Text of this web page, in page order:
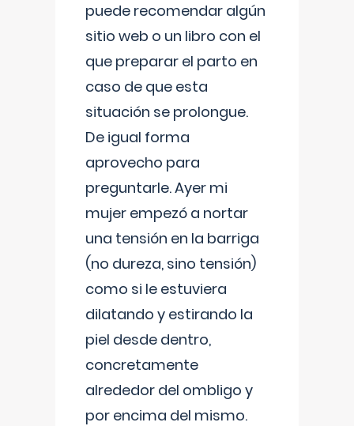
puede recomendar algún
sitio web o un libro con el
que preparar el parto en
caso de que esta
situación se prolongue.
De igual forma
aprovecho para
preguntarle. Ayer mi
mujer empezó a nortar
una tensión en la barriga
(no dureza, sino tensión)
como si le estuviera
dilatando y estirando la
piel desde dentro,
concretamente
alrededor del ombligo y
por encima del mismo.